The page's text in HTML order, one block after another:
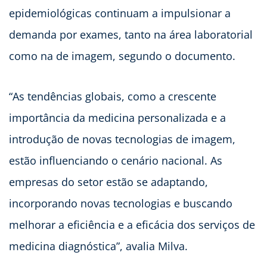
epidemiológicas continuam a impulsionar a
demanda por exames, tanto na área laboratorial
como na de imagem, segundo o documento.
“As tendências globais, como a crescente
importância da medicina personalizada e a
introdução de novas tecnologias de imagem,
estão influenciando o cenário nacional. As
empresas do setor estão se adaptando,
incorporando novas tecnologias e buscando
melhorar a eficiência e a eficácia dos serviços de
medicina diagnóstica”, avalia Milva.